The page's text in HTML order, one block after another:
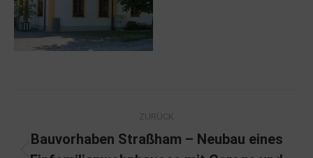
navigation
ZURÜCK
Bauvorhaben Straßham – Neubau eines